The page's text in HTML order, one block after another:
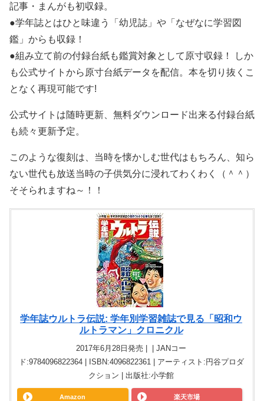
記事・まんがも初収録。
●学年誌とはひと味違う「幼児誌」や「なぜなに学習図
鑑」からも収録！
●組み立て前の付録台紙も鑑賞対象として原寸収録！ しか
も公式サイトから原寸台紙データを配信。本を切り抜くこ
となく再現可能です!
公式サイトは随時更新、無料ダウンロード出来る付録台紙
も続々更新予定。
このような復刻は、当時を懐かしむ世代はもちろん、知ら
ない世代も放送当時の子供気分に浸れてわくわく（＾＾）
そそられますね～！！
学年誌ウルトラ伝説: 学年別学習雑誌で見る「昭和ウ
ルトラマン」クロニクル
2017年6月28日発売 | | JANコー
ド:9784096822364 | ISBN:4096822361 | アーティスト:円谷プロダ
クション | 出版社:小学館
Amazon 楽天市場